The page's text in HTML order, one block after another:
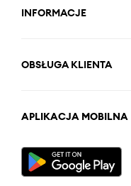
INFORMACJE
OBSŁUGA KLIENTA
APLIKACJA MOBILNA